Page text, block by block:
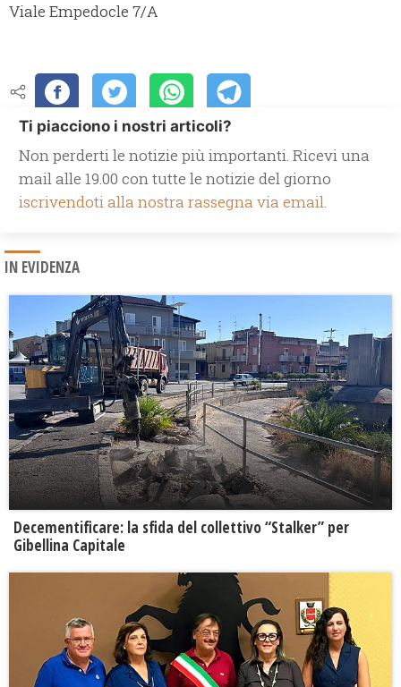
Viale Empedocle 7/A
Ti piacciono i nostri articoli?
Non perderti le notizie più importanti. Ricevi una
mail alle 19.00 con tutte le notizie del giorno
iscrivendoti alla nostra rassegna via email.
IN EVIDENZA
Decementificare: la sfida del collettivo “Stalker” per
Gibellina Capitale